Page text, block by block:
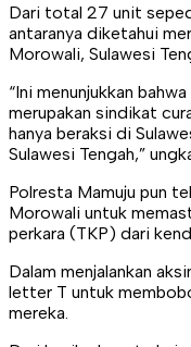
Dari total 27 unit
antaranya diketahui
Morowali, Sulawesi
“Ini menunjukkan
merupakan sindikat
hanya beraksi di
Sulawesi Tengah,”
Polresta Mamuju pun
Morowali untuk
perkara (TKP) dari
Dalam menjalankan
letter T untuk
mereka.